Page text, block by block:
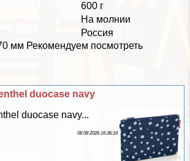
600 г
На молнии
Россия
мм Рекомендуем посмотреть
duocase navy
duocase navy...
08 08 2026 16:36:16